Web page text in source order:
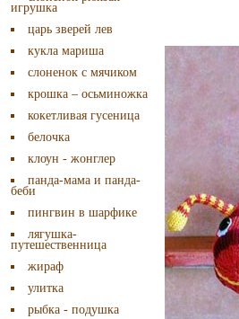
игрушка
царь зверей лев
кукла мариша
слоненок с мячиком
крошка – осьминожка
кокетливая гусеница
белочка
клоун - жонглер
панда-мама и панда-
беби
пингвин в шарфике
лягушка-
путешественница
жираф
улитка
рыбка - подушка